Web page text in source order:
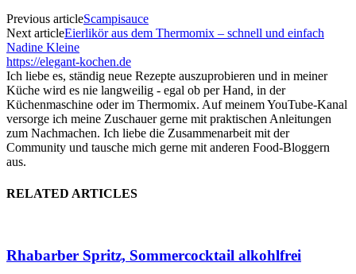
Previous articleScampisauce
Next articleEierlikör aus dem Thermomix – schnell und einfach
Nadine Kleine
https://elegant-kochen.de
Ich liebe es, ständig neue Rezepte auszuprobieren und in meiner
Küche wird es nie langweilig - egal ob per Hand, in der
Küchenmaschine oder im Thermomix. Auf meinem YouTube-Kanal
versorge ich meine Zuschauer gerne mit praktischen Anleitungen
zum Nachmachen. Ich liebe die Zusammenarbeit mit der
Community und tausche mich gerne mit anderen Food-Bloggern
aus.
RELATED ARTICLES
Rhabarber Spritz, Sommercocktail alkohlfrei